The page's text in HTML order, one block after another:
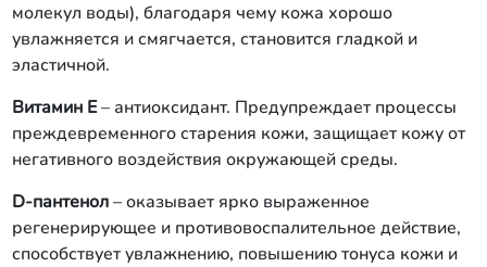
молекул воды), благодаря чему кожа хорошо
увлажняется и смягчается, становится гладкой и
эластичной.
Витамин Е– антиоксидант. Предупреждает процессы
преждевременного старения кожи, защищает кожу от
негативного воздействия окружающей среды.
D-пантенол– оказывает ярко выраженное
регенерирующее и противовоспалительное действие,
способствует увлажнению, повышению тонуса кожи и